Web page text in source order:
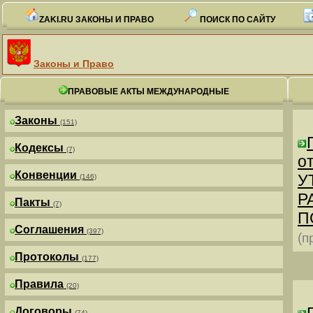
ZAKI.RU ЗАКОНЫ И ПРАВО ПОИСК ПО САЙТУ
Законы и Право
ПРАВОВЫЕ АКТЫ МЕЖДУНАРОДНЫЕ
Законы (151)
Кодексы (7)
Конвенции (146)
Пакты (7)
Соглашения (397)
Протоколы (177)
Правила (20)